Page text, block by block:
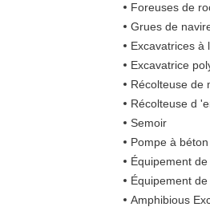
Foreuses de
Grues de
Excavatrices à
Excavatrice
Récolteuse de
Récolteuse d
Semoir
Pompe à béton
Équipement
Équipement
Amphibious